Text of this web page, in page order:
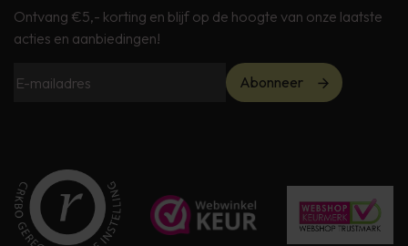
Ontvang €5,- korting en blijf op de hoogte van onze laatste
acties en aanbiedingen!
Abonneer